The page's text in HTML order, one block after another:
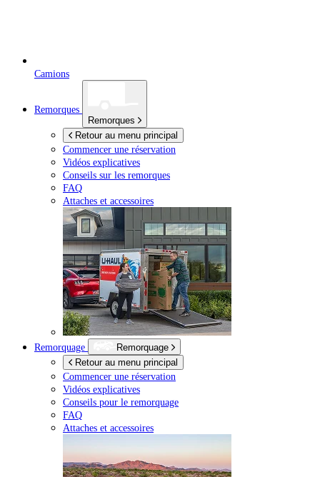
Camions
Remorques
Remorques
Retour au menu principal
Commencer une réservation
Vidéos explicatives
Conseils sur les remorques
FAQ
Attaches et accessoires
Remorquage
Remorquage
Retour au menu principal
Commencer une réservation
Vidéos explicatives
Conseils pour le remorquage
FAQ
Attaches et accessoires